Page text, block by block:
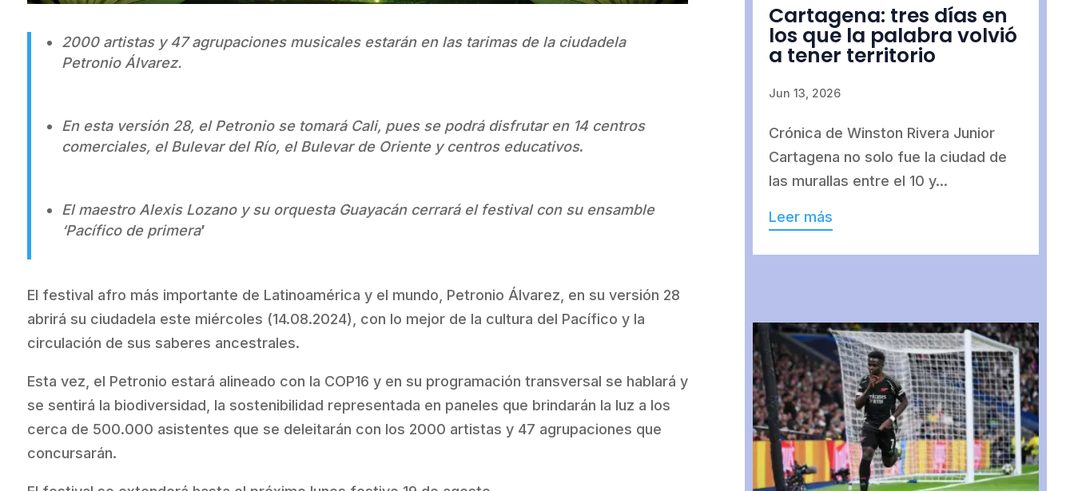
2000 artistas y 47 agrupaciones musicales estarán en las tarimas de la ciudadela
Petronio Álvarez.
En esta versión 28, el Petronio se tomará Cali, pues se podrá disfrutar en 14 centros
comerciales, el Bulevar del Río, el Bulevar de Oriente y centros educativos.
El maestro Alexis Lozano y su orquesta Guayacán cerrará el festival con su ensamble
‘Pacífico de primera’
El festival afro más importante de Latinoamérica y el mundo, Petronio Álvarez, en su versión 28
abrirá su ciudadela este miércoles (14.08.2024), con lo mejor de la cultura del Pacífico y la
circulación de sus saberes ancestrales.
Esta vez, el Petronio estará alineado con la COP16 y en su programación transversal se hablará y
se sentirá la biodiversidad, la sostenibilidad representada en paneles que brindarán la luz a los
cerca de 500.000 asistentes que se deleitarán con los 2000 artistas y 47 agrupaciones que
concursarán.
Cartagena: tres días en
los que la palabra volvió
a tener territorio
Jun 13, 2026
Crónica de Winston Rivera Junior
Cartagena no solo fue la ciudad de
las murallas entre el 10 y...
Leer más